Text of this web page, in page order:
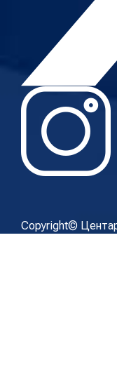
Copyright©